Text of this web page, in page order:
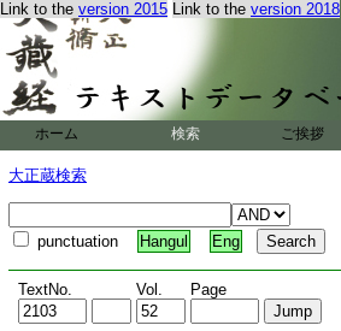
Link to the version 2015 Link to the version 2018
ホーム 検索 ご挨拶
大正蔵検索
punctuation Hangul Eng
TextNo. Vol. Page